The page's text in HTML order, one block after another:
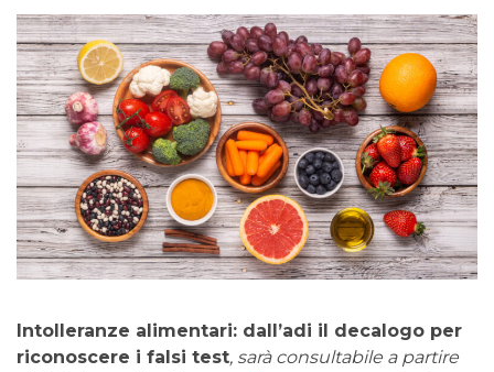
Intolleranze alimentari: dall’adi il decalogo per
riconoscere i falsi test, sarà consultabile a partire